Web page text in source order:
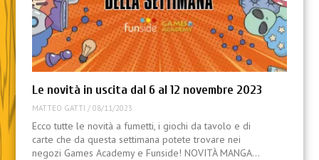
Le novità in uscita dal 6 al 12 novembre 2023
MATTEO GATTI / 08/11/2023
Ecco tutte le novità a fumetti, i giochi da tavolo e di
carte che da questa settimana potete trovare nei
negozi Games Academy e Funside! NOVITÀ MANGA…